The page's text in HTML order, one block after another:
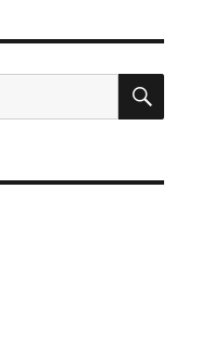
搜